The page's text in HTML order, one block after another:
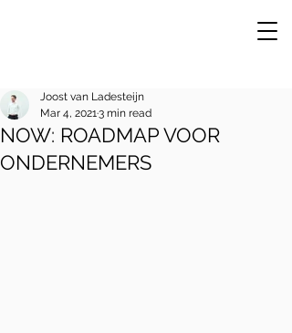
VE
NOW: ROADMAP VOOR
ONDERNEMERS
Joost van Ladesteijn
Mar 4, 20213 min read